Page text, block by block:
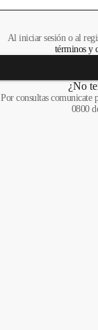
Al iniciar sesión o al
términos y
¿No
Por consultas comunicate
0800